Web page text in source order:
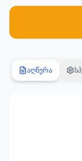
ბაღი და
701
პროდუქტი
აღწერა